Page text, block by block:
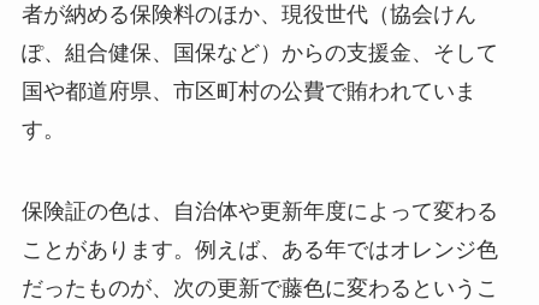
者が納める保険料のほか、現役世代（協会けん
ぽ、組合健保、国保など）からの支援金、そして
国や都道府県、市区町村の公費で賄われていま
す。
保険証の色は、自治体や更新年度によって変わる
ことがあります。例えば、ある年ではオレンジ色
だったものが、次の更新で藤色に変わるというこ